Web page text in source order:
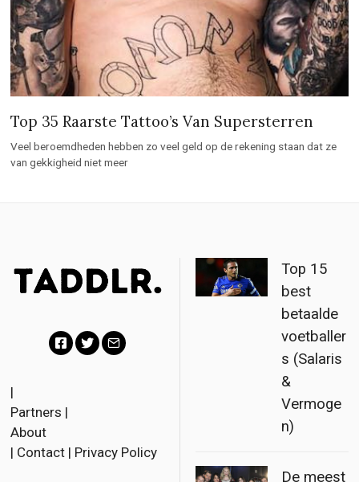
Top 35 Raarste Tattoo’s Van Supersterren
Veel beroemdheden hebben zo veel geld op de rekening staan dat ze
van gekkigheid niet meer
c
l
|
Partners |
About
| Contact | Privacy Policy
Top 15
best
betaalde
voetballer
s (Salaris
&
Vermoge
n)
De meest